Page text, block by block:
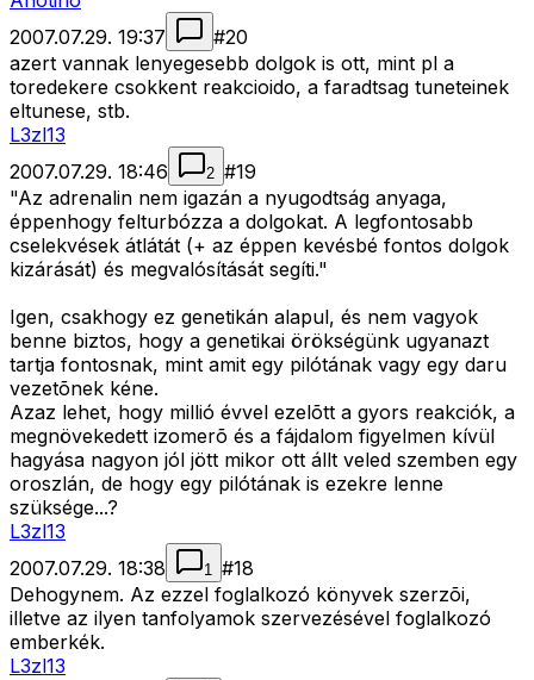
2007.07.29. 19:37
#20
azert vannak lenyegesebb dolgok is ott, mint pl a
toredekere csokkent reakcioido, a faradtsag tuneteinek
eltunese, stb.
L3zl13
2007.07.29. 18:46
2 #19
"Az adrenalin nem igazán a nyugodtság anyaga,
éppenhogy felturbózza a dolgokat. A legfontosabb
cselekvések átlátát (+ az éppen kevésbé fontos dolgok
kizárását) és megvalósítását segíti."
Igen, csakhogy ez genetikán alapul, és nem vagyok
benne biztos, hogy a genetikai örökségünk ugyanazt
tartja fontosnak, mint amit egy pilótának vagy egy daru
vezetõnek kéne.
Azaz lehet, hogy millió évvel ezelõtt a gyors reakciók, a
megnövekedett izomerõ és a fájdalom figyelmen kívül
hagyása nagyon jól jött mikor ott állt veled szemben egy
oroszlán, de hogy egy pilótának is ezekre lenne
szüksége...?
L3zl13
2007.07.29. 18:38
1 #18
Dehogynem. Az ezzel foglalkozó könyvek szerzõi,
illetve az ilyen tanfolyamok szervezésével foglalkozó
emberkék.
L3zl13